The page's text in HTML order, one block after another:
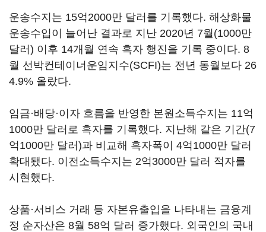
운송수지는 15억2000만 달러를 기록했다. 해상화물
운송수입이 늘어난 결과로 지난 2020년 7월(1000만
달러) 이후 14개월 연속 흑자 행진을 기록 중이다. 8
월 선박컨테이너운임지수(SCFI)는 전년 동월보다 26
4.9% 올랐다.
임금·배당·이자 흐름을 반영한 본원소득수지는 11억
1000만 달러로 흑자를 기록했다. 지난해 같은 기간(7
억1000만 달러)과 비교해 흑자폭이 4억1000만 달러
확대됐다. 이전소득수지는 2억3000만 달러 적자를
시현했다.
상품·서비스 거래 등 자본유출입을 나타내는 금융계
정 순자산은 8월 58억 달러 증가했다. 외국인의 국내